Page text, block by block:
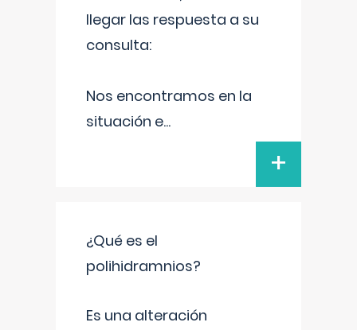
llegar las respuesta a su
consulta:
Nos encontramos en la
situación e...
+
¿Qué es el
polihidramnios?
Es una alteración